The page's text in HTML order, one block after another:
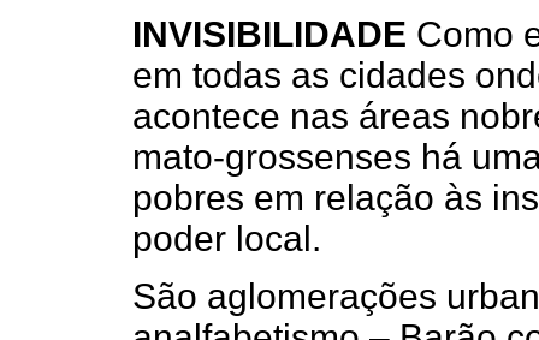
INVISIBILIDADE Como
em todas as cidades
acontece nas áreas
mato-grossenses há
pobres em relação às
poder local.
São aglomerações